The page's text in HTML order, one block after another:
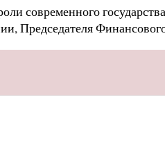
современного
Председателя